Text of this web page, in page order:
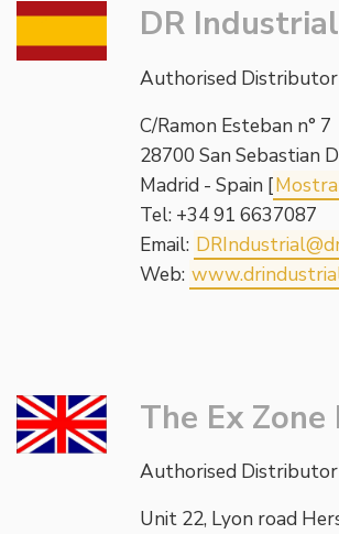
DR Industrial
Authorised Distributor
C/Ramon Esteban n° 7
28700 San Sebastian
Madrid - Spain [
Tel: +34 91 6637087
Email:
Web:
The Ex Zone
Authorised
Unit 22, Lyon road